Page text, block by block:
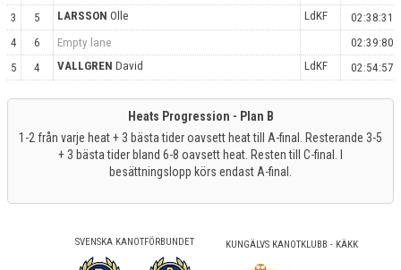
3
5 LARSSON Olle LdKF
02:38:31
4
6 Empty lane
02:39:80
5
4 VALLGREN David LdKF 02:54:57
Heats Progression - Plan B
1-2 från varje heat + 3 bästa tider oavsett heat till A-final. Resterande 3-5
+ 3 bästa tider bland 6-8 oavsett heat. Resten till C-final. I
besättningslopp körs endast A-final.
SVENSKA KANOTFÖRBUNDET KUNGÄLVS KANOTKLUBB - KÄKK